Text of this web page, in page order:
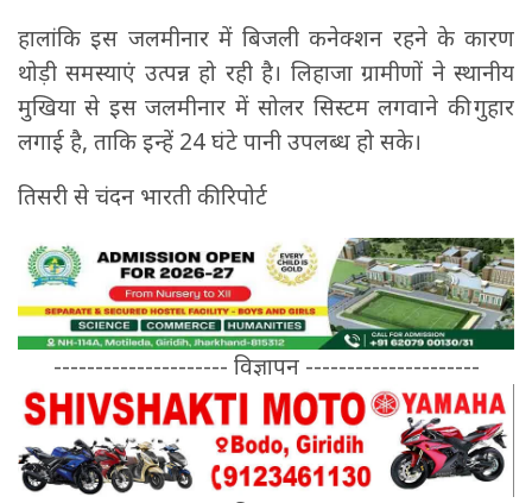
हालांकि इस जलमीनार में बिजली कनेक्शन रहने के कारण
थोड़ी समस्याएं उत्पन्न हो रही है। लिहाजा ग्रामीणों ने स्थानीय
मुखिया से इस जलमीनार में सोलर सिस्टम लगवाने की गुहार
लगाई है, ताकि इन्हें 24 घंटे पानी उपलब्ध हो सके।
तिसरी से चंदन भारती की रिपोर्ट
--------------------- विज्ञापन ---------------------